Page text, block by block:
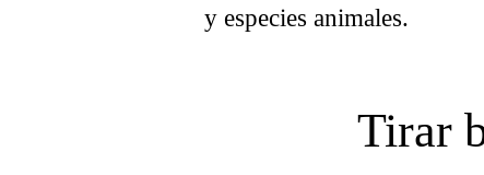
y especies animales.
Tirar